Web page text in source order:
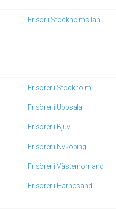
Frisör i Stockholms län
Frisörer i Stockholm
Frisörer i Uppsala
Frisörer i Bjuv
Frisörer i Nyköping
Frisörer i Västernorrland
Frisörer i Härnösand